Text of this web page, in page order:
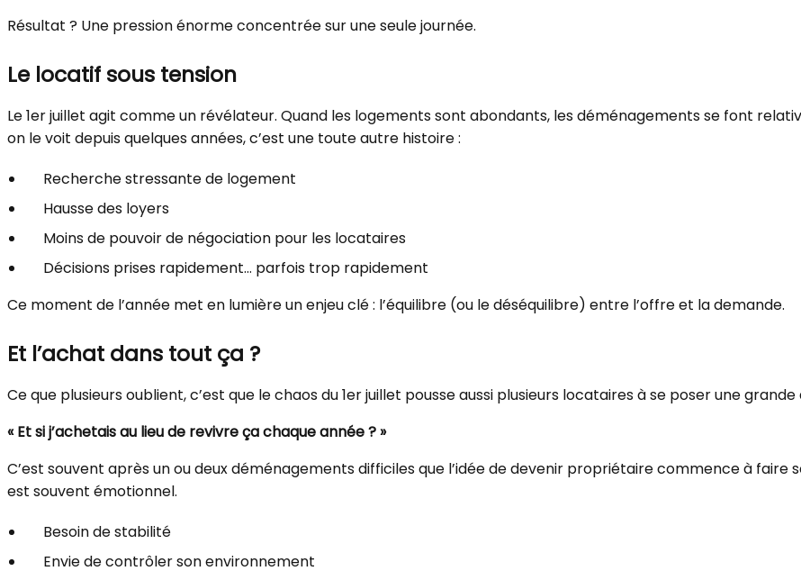
Résultat ? Une pression énorme concentrée sur une seule journée.
Le locatif sous tension
Le 1er juillet agit comme un révélateur. Quand les logements sont abondants, les déménagements se font
on le voit depuis quelques années, c’est une toute autre histoire :
Recherche stressante de logement
Hausse des loyers
Moins de pouvoir de négociation pour les locataires
Décisions prises rapidement… parfois trop rapidement
Ce moment de l’année met en lumière un enjeu clé : l’équilibre (ou le déséquilibre) entre l’offre et la demande.
Et l’achat dans tout ça ?
Ce que plusieurs oublient, c’est que le chaos du 1er juillet pousse aussi plusieurs locataires à se poser une grande
« Et si j’achetais au lieu de revivre ça chaque année ? »
C’est souvent après un ou deux déménagements difficiles que l’idée de devenir propriétaire commence à faire
est souvent émotionnel.
Besoin de stabilité
Envie de contrôler son environnement